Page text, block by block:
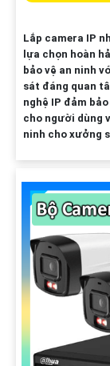
Lắp camera IP
lựa chọn hoàn
bảo vệ an ninh
sát đáng quan
nghệ IP đảm
cho người dùng
ninh cho xưởng